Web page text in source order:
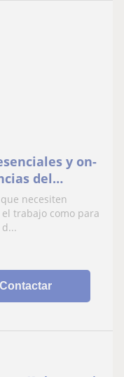
y on-
del
necesiten
trabajo como para
Contactar